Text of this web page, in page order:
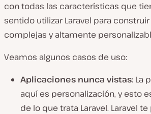
con todas las características que
sentido utilizar Laravel para
complejas y altamente
Veamos algunos casos de uso:
Aplicaciones nunca vistas: La
aquí es personalización, y esto
de lo que trata Laravel. Laravel